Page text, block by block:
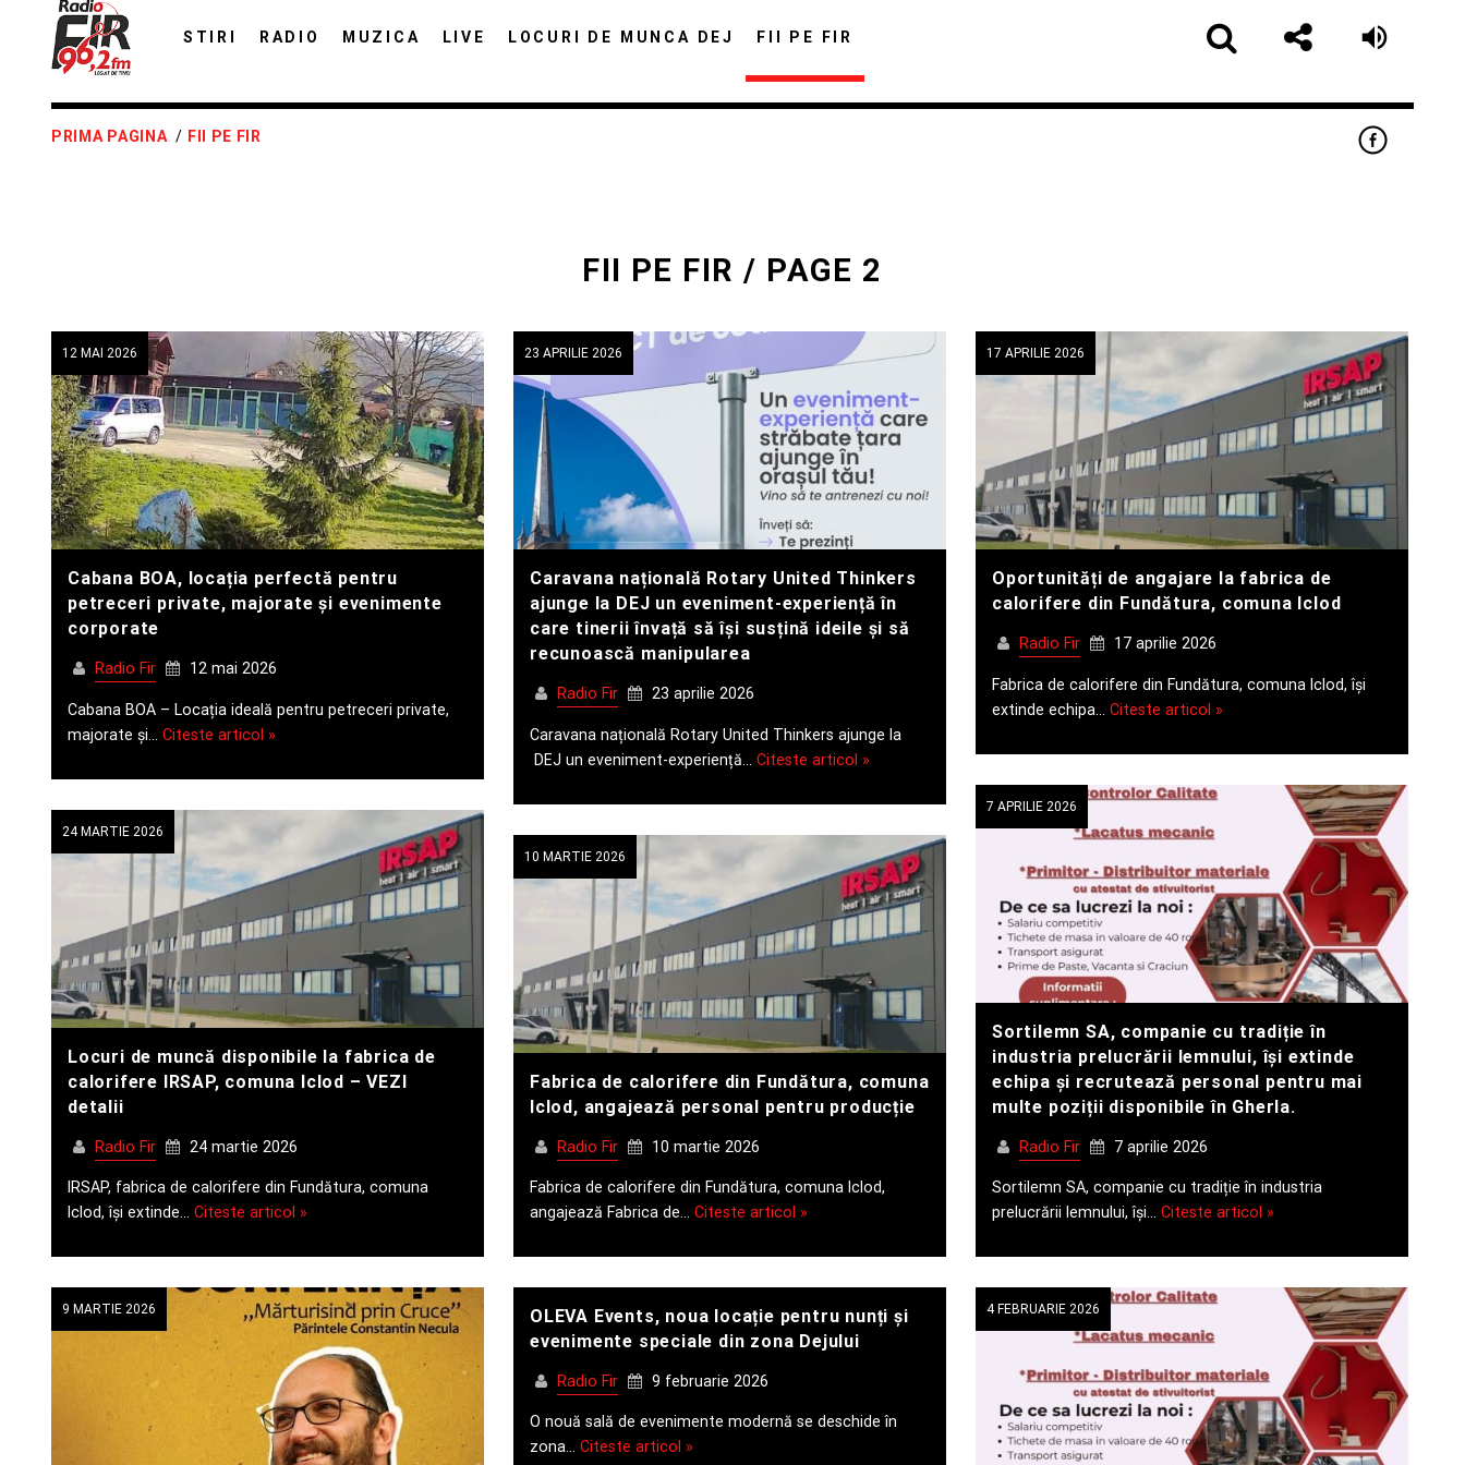
STIRI RADIO MUZICA LIVE LOCURI DE MUNCA DEJ FII PE FIR
CAUTA IN SITE:
DISTRIBUIE PAGINA PE:
Pinterest
PRIMA PAGINA / FII PE FIR
FII PE FIR / PAGE 2
12 MAI 2026
Cabana BOA, locația perfectă pentru
petreceri private, majorate și evenimente
corporate
Radio Fir 12 mai 2026
Cabana BOA – Locația ideală pentru petreceri private,
majorate și… Citeste articol »
23 APRILIE 2026
Caravana națională Rotary United Thinkers
ajunge la DEJ un eveniment-experiență în
care tinerii învață să își susțină ideile și să
recunoască manipularea
Radio Fir 23 aprilie 2026
Caravana națională Rotary United Thinkers ajunge la
DEJ un eveniment-experiență… Citeste articol »
17 APRILIE 2026
Oportunități de angajare la fabrica de
calorifere din Fundătura, comuna Iclod
Radio Fir 17 aprilie 2026
Fabrica de calorifere din Fundătura, comuna Iclod, își
extinde echipa… Citeste articol »
7 APRILIE 2026
Sortilemn SA, companie cu tradiție în
industria prelucrării lemnului, își extinde
echipa și recrutează personal pentru mai
multe poziții disponibile în Gherla.
Radio Fir 7 aprilie 2026
Sortilemn SA, companie cu tradiție în industria
prelucrării lemnului, își… Citeste articol »
24 MARTIE 2026
Locuri de muncă disponibile la fabrica de
calorifere IRSAP, comuna Iclod – VEZI
detalii
Radio Fir 24 martie 2026
IRSAP, fabrica de calorifere din Fundătura, comuna
Iclod, își extinde… Citeste articol »
10 MARTIE 2026
Fabrica de calorifere din Fundătura, comuna
Iclod, angajează personal pentru producție
Radio Fir 10 martie 2026
Fabrica de calorifere din Fundătura, comuna Iclod,
angajează Fabrica de… Citeste articol »
9 MARTIE 2026
OLEVA Events, noua locație pentru nunți și
evenimente speciale din zona Dejului
Radio Fir 9 februarie 2026
O nouă sală de evenimente modernă se deschide în
zona… Citeste articol »
4 FEBRUARIE 2026